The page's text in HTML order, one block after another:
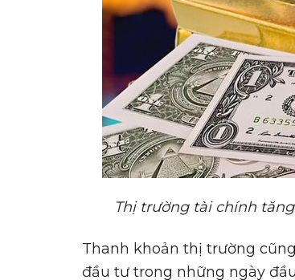
Thịtrường tài chính
Thanh khoản thị trường
đầu tư trong những ngày